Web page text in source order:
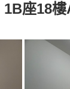
座18